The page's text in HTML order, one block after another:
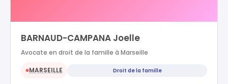
BARNAUD-CAMPANA Joelle
Avocate en droit de la famille à Marseille
●MARSEILLE Droit de la famille